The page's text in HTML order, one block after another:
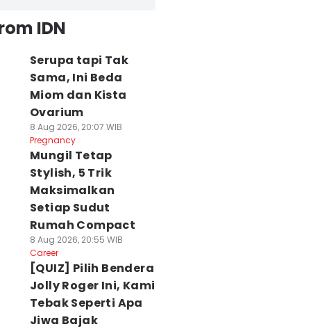
IDN
Serupa tapi Tak
Sama, Ini Beda
Miom dan Kista
Ovarium
8 Aug 2026, 20:07 WIB
Pregnancy
Mungil Tetap
Stylish, 5 Trik
Maksimalkan
Setiap Sudut
Rumah Compact
8 Aug 2026, 20:55 WIB
Career
[QUIZ] Pilih Bendera
Jolly Roger Ini, Kami
Tebak Seperti Apa
Jiwa Bajak